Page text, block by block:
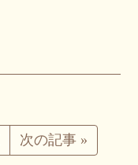
次の記事 »